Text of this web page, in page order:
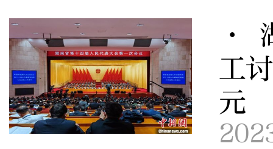
·
工
元